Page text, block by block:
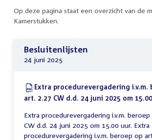
Op deze pagina staat een overzicht van de
Kamerstukken.
Besluitenlijsten
24 juni 2025
Download:
Extra procedurevergadering i.v.m.
art. 2.27 CW d.d. 24 juni 2025 om
Extra procedurevergadering i.v.m.
CW d.d. 24 juni 2025 om 15.00 uur. Extra
procedurevergadering i.v.m. beroep op